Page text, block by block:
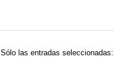
Sólo las entradas seleccionadas: